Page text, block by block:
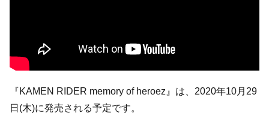
『KAMEN RIDER memory of heroez』は、2020年10月29
日(木)に発売される予定です。